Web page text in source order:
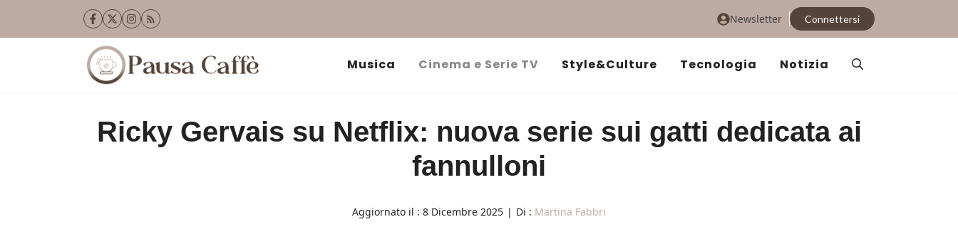
Newsletter Connettersi
Musica Cinema e Serie TV Style&Culture Tecnologia Notizia
Ricky Gervais su Netflix: nuova serie sui gatti dedicata ai
fannulloni
Aggiornato il : 8 Dicembre 2025 | Di : Martina Fabbri